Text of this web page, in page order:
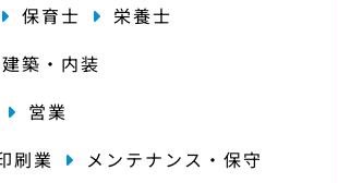
保育士
栄養士
築・内装
営業
刷業
メンテナンス・保守